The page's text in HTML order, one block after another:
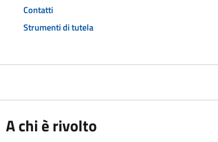
Contatti
Strumenti di tutela
A chi è rivolto